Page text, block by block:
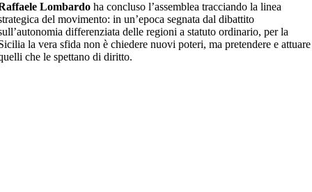
Lombardo ha concluso l’assemblea tracciando la linea
del movimento: in un’epoca segnata dal dibattito
differenziata delle regioni a statuto ordinario, per la
la vera sfida non è chiedere nuovi poteri, ma pretendere e attuare
che le spettano di diritto.